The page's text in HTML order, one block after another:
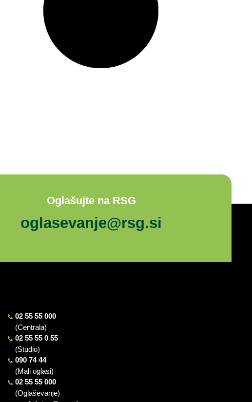
Oglašujte na RSG
oglasevanje@rsg.si
02 55 55 000
(Centrala)
02 55 55 0 55
(Studio)
090 74 44
(Mali oglasi)
02 55 55 000
(Oglaševanje)